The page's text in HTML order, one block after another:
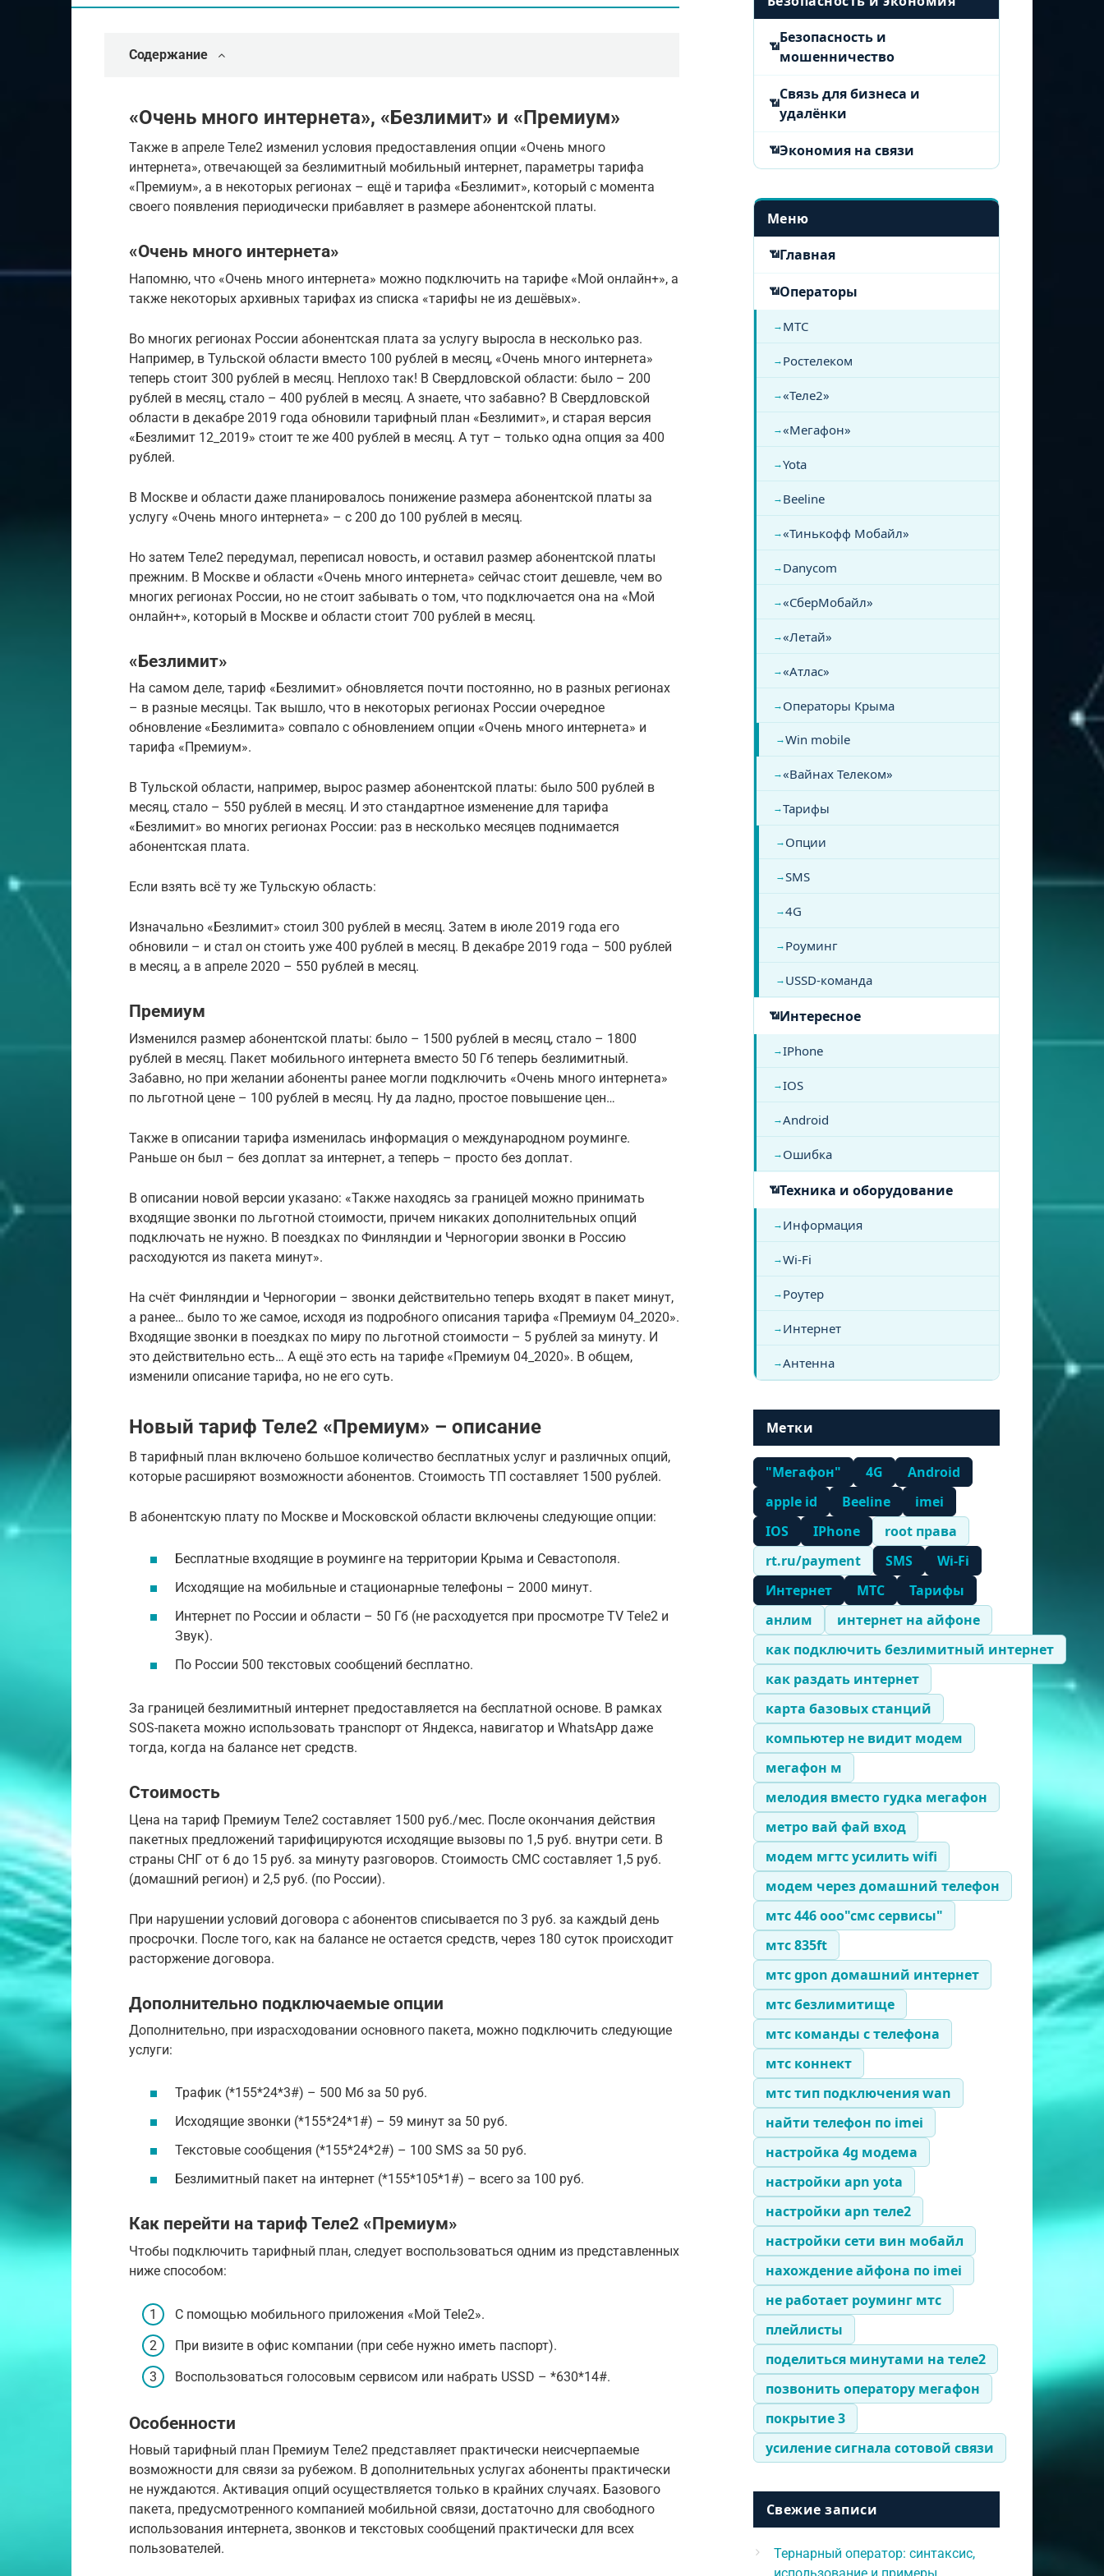
Содержание
«Очень много интернета», «Безлимит» и «Премиум»
Также в апреле Теле2 изменил условия предоставления опции «Очень много
интернета», отвечающей за безлимитный мобильный интернет, параметры тарифа
«Премиум», а в некоторых регионах – ещё и тарифа «Безлимит», который с момента
своего появления периодически прибавляет в размере абонентской платы.
«Очень много интернета»
Напомню, что «Очень много интернета» можно подключить на тарифе «Мой онлайн+», а
также некоторых архивных тарифах из списка «тарифы не из дешёвых».
Во многих регионах России абонентская плата за услугу выросла в несколько раз.
Например, в Тульской области вместо 100 рублей в месяц, «Очень много интернета»
теперь стоит 300 рублей в месяц. Неплохо так! В Свердловской области: было – 200
рублей в месяц, стало – 400 рублей в месяц. А знаете, что забавно? В Свердловской
области в декабре 2019 года обновили тарифный план «Безлимит», и старая версия
«Безлимит 12_2019» стоит те же 400 рублей в месяц. А тут – только одна опция за 400
рублей.
В Москве и области даже планировалось понижение размера абонентской платы за
услугу «Очень много интернета» – с 200 до 100 рублей в месяц.
Но затем Теле2 передумал, переписал новость, и оставил размер абонентской платы
прежним. В Москве и области «Очень много интернета» сейчас стоит дешевле, чем во
многих регионах России, но не стоит забывать о том, что подключается она на «Мой
онлайн+», который в Москве и области стоит 700 рублей в месяц.
«Безлимит»
На самом деле, тариф «Безлимит» обновляется почти постоянно, но в разных регионах
– в разные месяцы. Так вышло, что в некоторых регионах России очередное
обновление «Безлимита» совпало с обновлением опции «Очень много интернета» и
тарифа «Премиум».
В Тульской области, например, вырос размер абонентской платы: было 500 рублей в
месяц, стало – 550 рублей в месяц. И это стандартное изменение для тарифа
«Безлимит» во многих регионах России: раз в несколько месяцев поднимается
абонентская плата.
Если взять всё ту же Тульскую область:
Изначально «Безлимит» стоил 300 рублей в месяц. Затем в июле 2019 года его
обновили – и стал он стоить уже 400 рублей в месяц. В декабре 2019 года – 500 рублей
в месяц, а в апреле 2020 – 550 рублей в месяц.
Премиум
Изменился размер абонентской платы: было – 1500 рублей в месяц, стало – 1800
рублей в месяц. Пакет мобильного интернета вместо 50 Гб теперь безлимитный.
Забавно, но при желании абоненты ранее могли подключить «Очень много интернета»
по льготной цене – 100 рублей в месяц. Ну да ладно, простое повышение цен…
Также в описании тарифа изменилась информация о международном роуминге.
Раньше он был – без доплат за интернет, а теперь – просто без доплат.
В описании новой версии указано: «Также находясь за границей можно принимать
входящие звонки по льготной стоимости, причем никаких дополнительных опций
подключать не нужно. В поездках по Финляндии и Черногории звонки в Россию
расходуются из пакета минут».
На счёт Финляндии и Черногории – звонки действительно теперь входят в пакет минут,
а ранее… было то же самое, исходя из подробного описания тарифа «Премиум 04_2020».
Входящие звонки в поездках по миру по льготной стоимости – 5 рублей за минуту. И
это действительно есть… А ещё это есть на тарифе «Премиум 04_2020». В общем,
изменили описание тарифа, но не его суть.
Новый тариф Теле2 «Премиум» – описание
В тарифный план включено большое количество бесплатных услуг и различных опций,
которые расширяют возможности абонентов. Стоимость ТП составляет 1500 рублей.
В абонентскую плату по Москве и Московской области включены следующие опции:
Бесплатные входящие в роуминге на территории Крыма и Севастополя.
Исходящие на мобильные и стационарные телефоны – 2000 минут.
Интернет по России и области – 50 Гб (не расходуется при просмотре TV Tele2 и
Звук).
По России 500 текстовых сообщений бесплатно.
За границей безлимитный интернет предоставляется на бесплатной основе. В рамках
SOS-пакета можно использовать транспорт от Яндекса, навигатор и WhatsApp даже
тогда, когда на балансе нет средств.
Стоимость
Цена на тариф Премиум Теле2 составляет 1500 руб./мес. После окончания действия
пакетных предложений тарифицируются исходящие вызовы по 1,5 руб. внутри сети. В
страны СНГ от 6 до 15 руб. за минуту разговоров. Стоимость СМС составляет 1,5 руб.
(домашний регион) и 2,5 руб. (по России).
При нарушении условий договора с абонентов списывается по 3 руб. за каждый день
просрочки. После того, как на балансе не остается средств, через 180 суток происходит
расторжение договора.
Дополнительно подключаемые опции
Дополнительно, при израсходовании основного пакета, можно подключить следующие
услуги:
Трафик (*155*24*3#) – 500 Мб за 50 руб.
Исходящие звонки (*155*24*1#) – 59 минут за 50 руб.
Текстовые сообщения (*155*24*2#) – 100 SMS за 50 руб.
Безлимитный пакет на интернет (*155*105*1#) – всего за 100 руб.
Как перейти на тариф Теле2 «Премиум»
Чтобы подключить тарифный план, следует воспользоваться одним из представленных
ниже способом:
С помощью мобильного приложения «Мой Tele2».
При визите в офис компании (при себе нужно иметь паспорт).
Воспользоваться голосовым сервисом или набрать USSD – *630*14#.
Особенности
Новый тарифный план Премиум Теле2 представляет практически неисчерпаемые
возможности для связи за рубежом. В дополнительных услугах абоненты практически
не нуждаются. Активация опций осуществляется только в крайних случаях. Базового
пакета, предусмотренного компанией мобильной связи, достаточно для свободного
использования интернета, звонков и текстовых сообщений практически для всех
пользователей.
Безопасность и
мошенничество
Связь для бизнеса и
удалёнки
Экономия на связи
Меню
Главная
Операторы
МТС
Ростелеком
«Теле2»
«Мегафон»
Yota
Beeline
«Тинькофф Мобайл»
Danycom
«СберМобайл»
«Летай»
«Атлас»
Операторы Крыма
Win mobile
«Вайнах Телеком»
Тарифы
Опции
SMS
4G
Роуминг
USSD-команда
Интересное
IPhone
IOS
Android
Ошибка
Техника и оборудование
Информация
Wi-Fi
Роутер
Интернет
Антенна
Метки
"Мегафон" 4G
Android
apple id
Beeline
imei
IOS
IPhone
root права
rt.ru/payment
SMS
Wi-Fi
Интернет
МТС
Тарифы
анлим
интернет на айфоне
как подключить безлимитный интернет
как раздать интернет
карта базовых станций
компьютер не видит модем
мегафон м
мелодия вместо гудка мегафон
метро вай фай вход
модем мгтс усилить wifi
модем через домашний телефон
мтс 446 ооо"смс сервисы"
мтс 835ft
мтс gpon домашний интернет
мтс безлимитище
мтс команды с телефона
мтс коннект
мтс тип подключения wan
найти телефон по imei
настройка 4g модема
настройки apn yota
настройки apn теле2
настройки сети вин мобайл
нахождение айфона по imei
не работает роуминг мтс
плейлисты
поделиться минутами на теле2
позвонить оператору мегафон
покрытие 3
усиление сигнала сотовой связи
Свежие записи
Тернарный оператор: синтаксис,